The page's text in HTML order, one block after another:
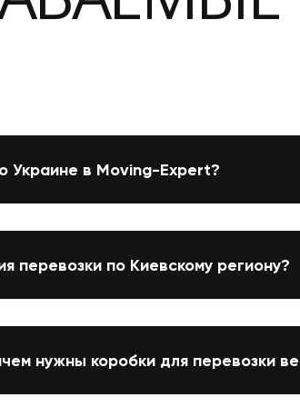
Украине в Moving-Expert?
перевозки по Киевскому региону?
нужны коробки для перевозки